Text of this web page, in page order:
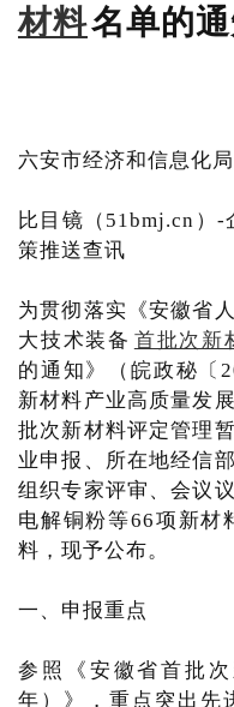
材料名单的
六安市经济和信息化局
比目镜（51bmj.cn）
策推送查讯
为贯彻落实《安徽省
大技术装备 首批次新
的通知》（皖政秘〔
新材料产业高质量发
批次新材料评定管理
业申报、所在地经信
组织专家评审、会议
电解铜粉等66项新材
料，现予公布。
一、申报重点
参照《安徽省首批
年）》，重点突出先